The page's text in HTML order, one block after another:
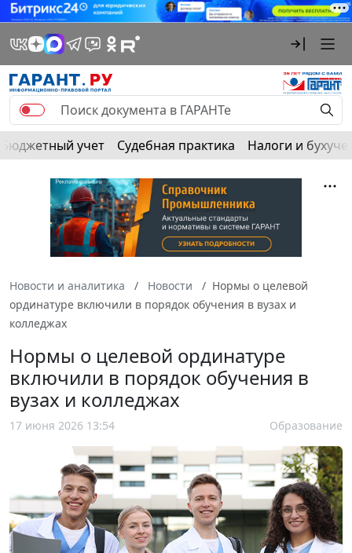
Бюджетный учет Судебная практика Налоги и
Новости и аналитика Новости
Нормы о целевой
ординатуре включили в порядок обучения в вузах и
колледжах
Нормы о целевой ординатуре
включили в порядок обучения в
вузах и колледжах
17 июня 2026 13:54 Образование